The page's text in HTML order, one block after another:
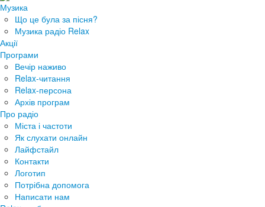
Музика
Що це була за пісня?
Музика радіо Relax
Акції
Програми
Вечір наживо
Relax-читання
Relax-персона
Архів програм
Про радіо
Міста і частоти
Як слухати онлайн
Лайфстайл
Контакти
Логотип
Потрібна допомога
Написати нам